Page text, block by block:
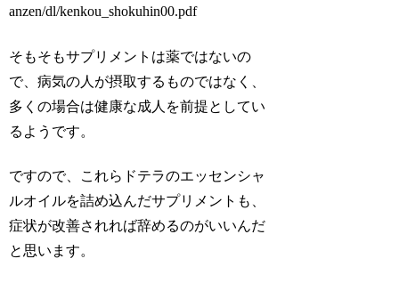
anzen/dl/kenkou_shokuhin00.pdf
そもそもサプリメントは薬ではないの
で、病気の人が摂取するものではなく、
多くの場合は健康な成人を前提としてい
るようです。
ですので、これらドテラのエッセンシャ
ルオイルを詰め込んだサプリメントも、
症状が改善されれば辞めるのがいいんだ
と思います。